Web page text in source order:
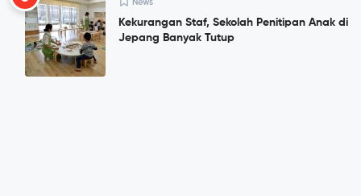
News
Kekurangan Staf, Sekolah Penitipan Anak di
Jepang Banyak Tutup